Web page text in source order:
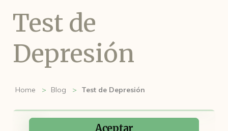
Test de
Depresión
Home Blog Test de Depresión